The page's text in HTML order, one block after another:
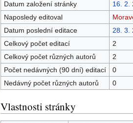
Datum založení stránky
16. 2.
Naposledy editoval
Datum poslední editace
28. 3.
Celkový počet editací
2
Celkový počet různých autorů
2
Počet nedávných (90 dní) editací
0
Nedávný počet různých autorů
0
Vlastnosti stránky